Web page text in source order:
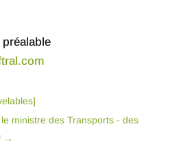
ministre des Transports - des
→